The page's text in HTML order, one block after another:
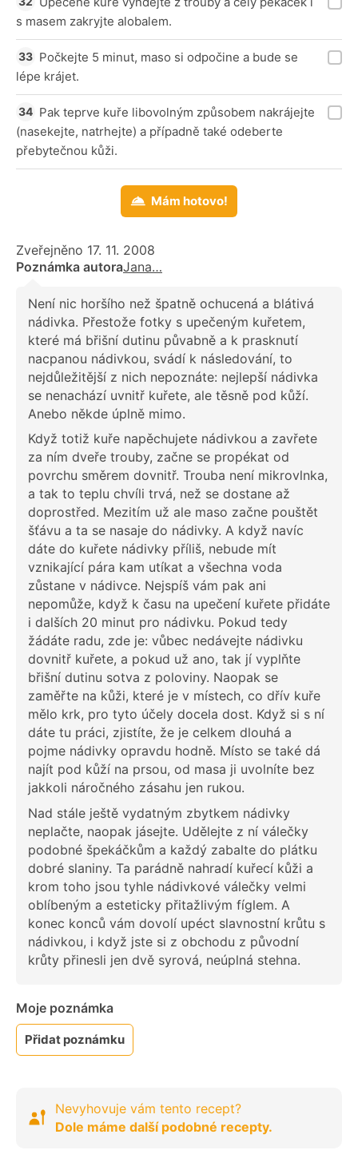
s masem zakryjte alobalem.
Počkejte 5 minut, maso si odpočine a bude se
lépe krájet.
Pak teprve kuře libovolným způsobem nakrájejte
(nasekejte, natrhejte) a případně také odeberte
přebytečnou kůži.
Mám hotovo!
Zveřejněno 17. 11. 2008
Poznámka autoraJana…
Není nic horšího než špatně ochucená a blátivá
nádivka. Přestože fotky s upečeným kuřetem,
které má břišní dutinu půvabně a k prasknutí
nacpanou nádivkou, svádí k následování, to
nejdůležitější z nich nepoznáte: nejlepší nádivka
se nenachází uvnitř kuřete, ale těsně pod kůží.
Anebo někde úplně mimo.
Když totiž kuře napěchujete nádivkou a zavřete
za ním dveře trouby, začne se propékat od
povrchu směrem dovnitř. Trouba není mikrovlnka,
a tak to teplu chvíli trvá, než se dostane až
doprostřed. Mezitím už ale maso začne pouštět
šťávu a ta se nasaje do nádivky. A když navíc
dáte do kuřete nádivky příliš, nebude mít
vznikající pára kam utíkat a všechna voda
zůstane v nádivce. Nejspíš vám pak ani
nepomůže, když k času na upečení kuřete přidáte
i dalších 20 minut pro nádivku. Pokud tedy
žádáte radu, zde je: vůbec nedávejte nádivku
dovnitř kuřete, a pokud už ano, tak jí vyplňte
břišní dutinu sotva z poloviny. Naopak se
zaměřte na kůži, které je v místech, co dřív kuře
mělo krk, pro tyto účely docela dost. Když si s ní
dáte tu práci, zjistíte, že je celkem dlouhá a
pojme nádivky opravdu hodně. Místo se také dá
najít pod kůží na prsou, od masa ji uvolníte bez
jakkoli náročného zásahu jen rukou.
Nad stále ještě vydatným zbytkem nádivky
neplačte, naopak jásejte. Udělejte z ní válečky
podobné špekáčkům a každý zabalte do plátku
dobré slaniny. Ta parádně nahradí kuřecí kůži a
krom toho jsou tyhle nádivkové válečky velmi
oblíbeným a esteticky přitažlivým fíglem. A
konec konců vám dovolí upéct slavnostní krůtu s
nádivkou, i když jste si z obchodu z původní
krůty přinesli jen dvě syrová, neúplná stehna.
Moje poznámka
Přidat poznámku
Nevyhovuje vám tento recept?
Dole máme další podobné recepty.